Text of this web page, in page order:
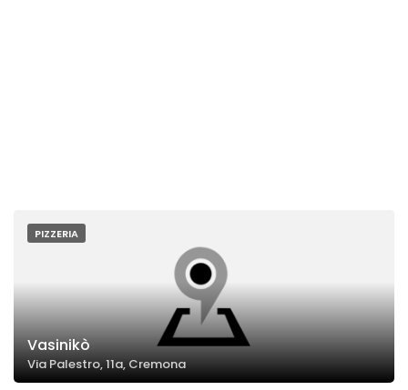
PIZZERIA
Vasinikò
Via Palestro, 11a, Cremona